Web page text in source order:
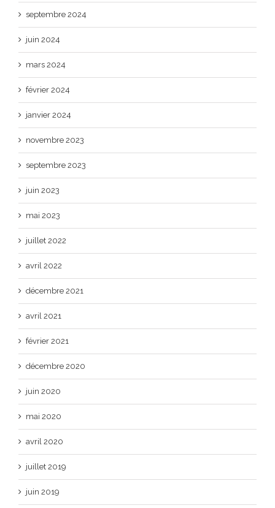
septembre 2024
juin 2024
mars 2024
février 2024
janvier 2024
novembre 2023
septembre 2023
juin 2023
mai 2023
juillet 2022
avril 2022
décembre 2021
avril 2021
février 2021
décembre 2020
juin 2020
mai 2020
avril 2020
juillet 2019
juin 2019